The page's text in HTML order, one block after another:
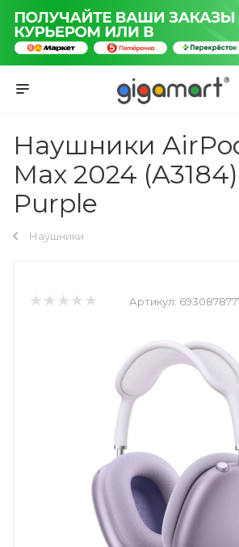
Наушники
Max 2024 (A3184)
Purple
Наушники
Артикул: